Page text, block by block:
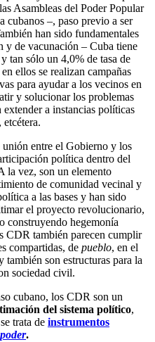
Asambleas del Poder Popular
cubanos –, paso previo a ser
han sido fundamentales
y de vacunación – Cuba tiene
tan sólo un 4,0% de tasa de
ellos se realizan campañas
para ayudar a los vecinos en
y solucionar los problemas
extender a instancias políticas
unión entre el Gobierno y los
política dentro del
la vez, son un elemento
de comunidad vecinal y
a las bases y han sido
el proyecto revolucionario,
construyendo hegemonía
CDR también parecen cumplir
compartidas, de pueblo, en el
son estructuras para la
sociedad civil.
cubano, los CDR son un
del sistema político,
trata de instrumentos
.